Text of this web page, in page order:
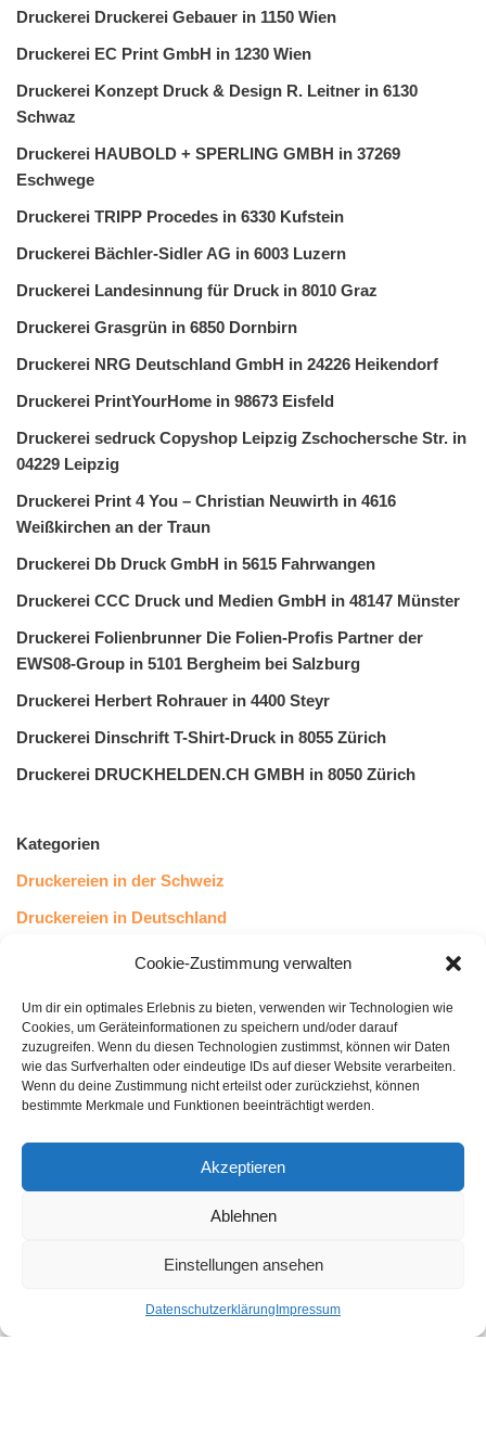
Cookie-Zustimmung verwalten
Um dir ein optimales Erlebnis zu bieten, verwenden wir Technologien wie
Cookies, um Geräteinformationen zu speichern und/oder darauf
zuzugreifen. Wenn du diesen Technologien zustimmst, können wir Daten
wie das Surfverhalten oder eindeutige IDs auf dieser Website verarbeiten.
Wenn du deine Zustimmung nicht erteilst oder zurückziehst, können
bestimmte Merkmale und Funktionen beeinträchtigt werden.
Akzeptieren
Ablehnen
Einstellungen ansehen
Datenschutzerklärung Impressum
Druckerei Druckerei Gebauer in 1150 Wien
Druckerei EC Print GmbH in 1230 Wien
Druckerei Konzept Druck & Design R. Leitner in 6130
Schwaz
Druckerei HAUBOLD + SPERLING GMBH in 37269
Eschwege
Druckerei TRIPP Procedes in 6330 Kufstein
Druckerei Bächler-Sidler AG in 6003 Luzern
Druckerei Landesinnung für Druck in 8010 Graz
Druckerei Grasgrün in 6850 Dornbirn
Druckerei NRG Deutschland GmbH in 24226 Heikendorf
Druckerei PrintYourHome in 98673 Eisfeld
Druckerei sedruck Copyshop Leipzig Zschochersche Str. in
04229 Leipzig
Druckerei Print 4 You – Christian Neuwirth in 4616
Weißkirchen an der Traun
Druckerei Db Druck GmbH in 5615 Fahrwangen
Druckerei CCC Druck und Medien GmbH in 48147 Münster
Druckerei Folienbrunner Die Folien-Profis Partner der
EWS08-Group in 5101 Bergheim bei Salzburg
Druckerei Herbert Rohrauer in 4400 Steyr
Druckerei Dinschrift T-Shirt-Druck in 8055 Zürich
Druckerei DRUCKHELDEN.CH GMBH in 8050 Zürich
Kategorien
Druckereien in der Schweiz
Druckereien in Deutschland
Druckereien in Österreich
Kundenstimmen
43Leserstimmen